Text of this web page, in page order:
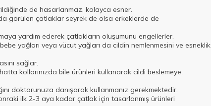
de hasarlanmaz, kolayca esner.
görülen çatlaklar seyrek de olsa erkeklerde de
yardım ederek çatlakların oluşumunu engellerler.
yağları veya vücut yağları da cildin nemlenmesini ve esneklik
sağlar.
kollarınızda bile ürünleri kullanarak cildi beslemeye,
doktorunuza danışarak kullanmanız gerekmektedir.
ilk 2-3 aya kadar çatlak için tasarlanmış ürünleri